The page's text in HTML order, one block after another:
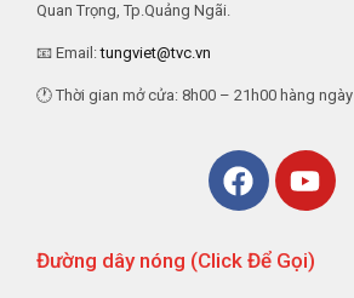
Quan Trọng, Tp.Quảng Ngãi.
📧 Email:tungviet@tvc.vn
🕐 Thời gian mở cửa: 8h00 – 21h00 hàng ngày
Đường dây nóng (Click Để Gọi)